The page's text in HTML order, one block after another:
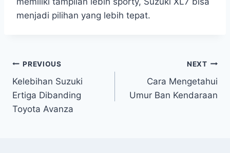
menjadi pilihan yang lebih tepat.
Post
navigation
PREVIOUS
Kelebihan Suzuki
Ertiga Dibanding
Toyota Avanza
NEXT
Cara Mengetahui
Umur Ban Kendaraan